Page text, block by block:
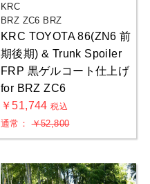
KRC
BRZ ZC6 BRZ
KRC TOYOTA 86(ZN6 前
期後期) & Trunk Spoiler
FRP 黒ゲルコート仕上げ
for BRZ ZC6
￥51,744税込
通常：￥52,800